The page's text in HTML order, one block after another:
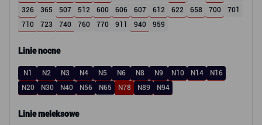
326
365 507 512 600 606 607 612 622 658 700
701
710
723 740 760 770 911 940 959
Linie nocne
N1 N2 N3 N4 N5 N6 N8 N9 N10 N14
N16
N20
N30 N40 N56 N65 N78 N89 N94
Linie meleksowe